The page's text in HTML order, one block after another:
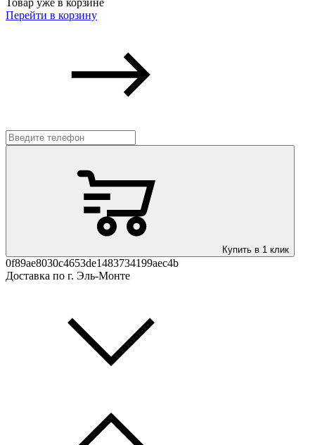
Перейти в корзину
Купить в 1 клик
0f89ae8030c4653de1483734199aec4b
Доставка по г. Эль-Монте